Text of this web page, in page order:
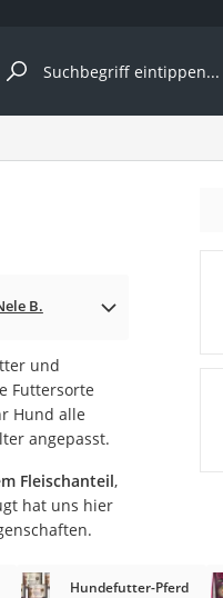
B.
und
Futtersorte
Hund alle
angepasst.
Fleischanteil,
hat uns hier
Hundefutter-Pferd